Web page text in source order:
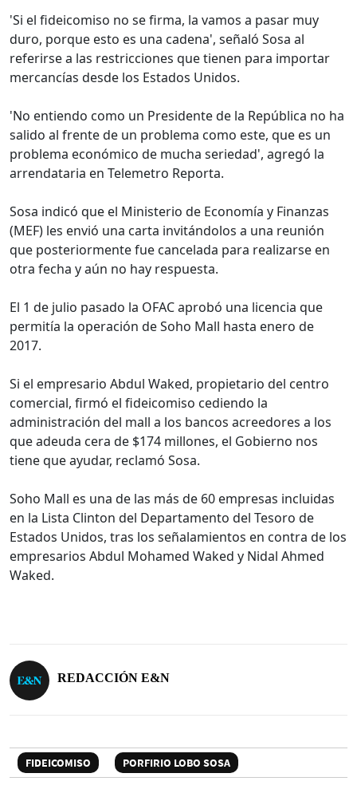
'Si el fideicomiso no se firma, la vamos a pasar muy
duro, porque esto es una cadena', señaló Sosa al
referirse a las restricciones que tienen para importar
mercancías desde los Estados Unidos.
'No entiendo como un Presidente de la República no ha
salido al frente de un problema como este, que es un
problema económico de mucha seriedad', agregó la
arrendataria en Telemetro Reporta.
Sosa indicó que el Ministerio de Economía y Finanzas
(MEF) les envió una carta invitándolos a una reunión
que posteriormente fue cancelada para realizarse en
otra fecha y aún no hay respuesta.
El 1 de julio pasado la OFAC aprobó una licencia que
permitía la operación de Soho Mall hasta enero de
2017.
Si el empresario Abdul Waked, propietario del centro
comercial, firmó el fideicomiso cediendo la
administración del mall a los bancos acreedores a los
que adeuda cera de $174 millones, el Gobierno nos
tiene que ayudar, reclamó Sosa.
Soho Mall es una de las más de 60 empresas incluidas
en la Lista Clinton del Departamento del Tesoro de
Estados Unidos, tras los señalamientos en contra de los
empresarios Abdul Mohamed Waked y Nidal Ahmed
Waked.
REDACCIÓN E&N
FIDEICOMISO PORFIRIO LOBO SOSA